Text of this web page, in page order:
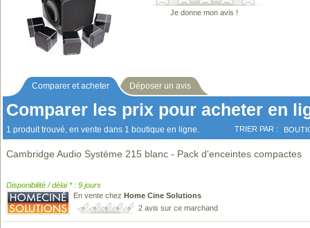
Je donne mon avis !
Comparer et acheter Déposer un avis
Comparer les prix pour acheter en
1 produit trouvé, en vente dans 1 boutique en ligne. TRIER PAR :
Cambridge Audio Système 215 blanc - Pack d'enceintes compactes
Disponibilité / délai * : 9 jours
En vente chez Home Cine Solutions
2 avis sur ce marchand